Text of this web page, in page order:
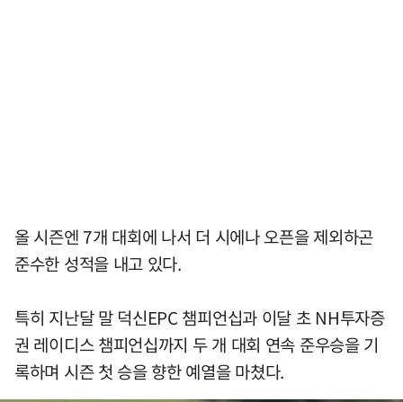
올 시즌엔 7개 대회에 나서 더 시에나 오픈을 제외하곤
준수한 성적을 내고 있다.
특히 지난달 말 덕신EPC 챔피언십과 이달 초 NH투자증
권 레이디스 챔피언십까지 두 개 대회 연속 준우승을 기
록하며 시즌 첫 승을 향한 예열을 마쳤다.